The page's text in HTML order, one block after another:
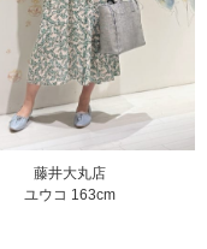
藤井大丸店
ユウコ 163cm